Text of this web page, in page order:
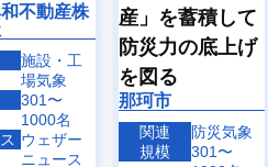
不動産株
施設・工
場気象
301〜
1000名
ウェザー
ニュース
産」を蓄積して
防災力の底上げ
を図る
那珂市
関連
防災気象
規模
301〜